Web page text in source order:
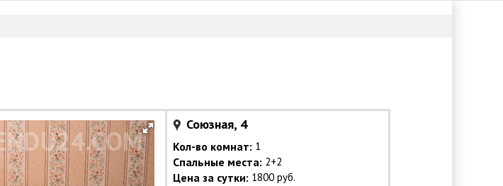
Союзная, 4
Кол-во комнат: 1
Спальные места: 2+2
Цена за сутки: 1800 руб.